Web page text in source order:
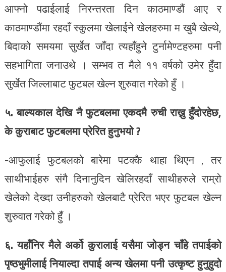
आफ्नो पढाईलाई निरन्तरता दिन काठमाण्डौं आए र
काठमाण्डौंमा रहदाँ स्कुलमा खेलाईने खेलहरुमा म खुबै खेल्थे,
बिदाको समयमा सुर्खेत जाँदा त्यहाँहुने टुर्नामेण्टहरुमा पनी
सहभागिता जनाउथे । सम्भव त मैले ११ वर्षको उमेर हुँदा
सुर्खेत जिल्लाबाट फुटबल खेल्न शुरुवात गरेको हुँ ।
५. बाल्यकाल देखि नै फुटबलमा एकदमै रुची राख्नु हुँदोरहेछ,
के कुराबाट फुटबलमा प्रेरित हुनुभयो ?
-आफुलाई फुटबलको बारेमा पटक्कै थाहा थिएन , तर
साथीभाईहरु संगै दिनानुदिन खेलिरहदाँ साथीहरुले राम्रो
खेलेको देख्दा उनीहरुको खेलबाटै प्रेरित भएर फुटबल खेल्न
शुरुवात गरेको हुँ ।
६. यहाँनिर मैले अर्को कुरालाई यसैमा जोड्न चाँहे तपाईको
पृष्ठभुमीलाई नियाल्दा तपाई अन्य खेलमा पनी उत्कृष्ट हुनुहुदो